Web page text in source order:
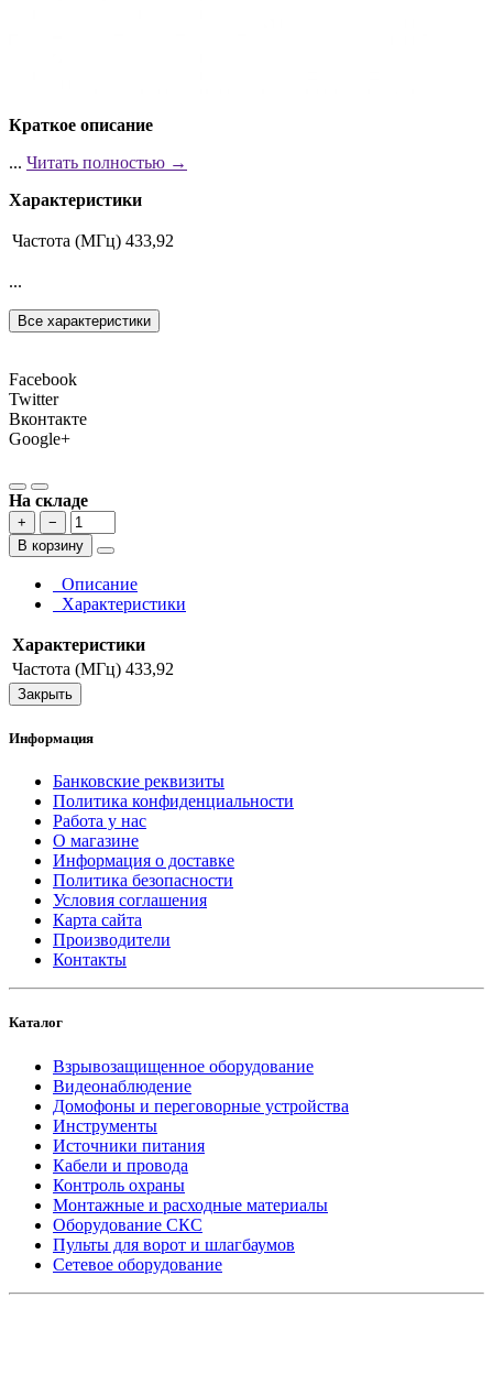
Краткое описание
... Читать полностью →
Характеристики
Частота (МГц) 433,92
...
Все характеристики
Facebook
Twitter
Вконтакте
Google+
На складе
+
−
В корзину
Описание
Характеристики
Характеристики
Частота (МГц) 433,92
Закрыть
Информация
Банковские реквизиты
Политика конфиденциальности
Работа у нас
О магазине
Информация о доставке
Политика безопасности
Условия соглашения
Карта сайта
Производители
Контакты
Каталог
Взрывозащищенное оборудование
Видеонаблюдение
Домофоны и переговорные устройства
Инструменты
Источники питания
Кабели и провода
Контроль охраны
Монтажные и расходные материалы
Оборудование СКС
Пульты для ворот и шлагбаумов
Сетевое оборудование